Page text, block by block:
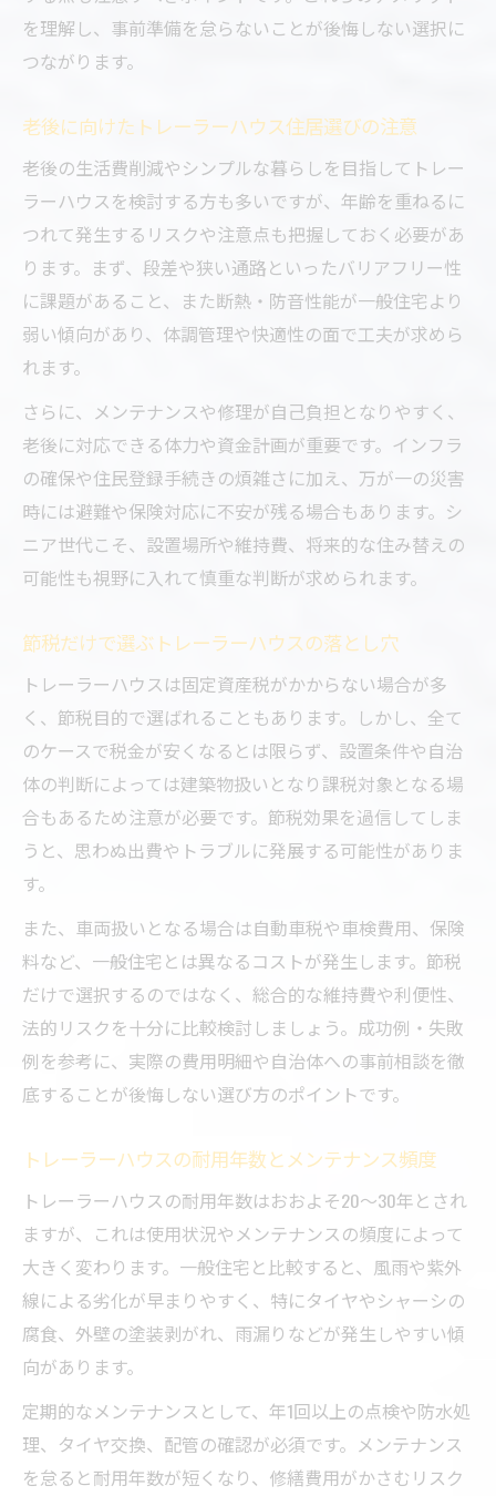
を理解し、事前準備を怠らないことが後悔しない選択に
つながります。
老後に向けたトレーラーハウス住居選びの注意
老後の生活費削減やシンプルな暮らしを目指してトレー
ラーハウスを検討する方も多いですが、年齢を重ねるに
つれて発生するリスクや注意点も把握しておく必要があ
ります。まず、段差や狭い通路といったバリアフリー性
に課題があること、また断熱・防音性能が一般住宅より
弱い傾向があり、体調管理や快適性の面で工夫が求めら
れます。
さらに、メンテナンスや修理が自己負担となりやすく、
老後に対応できる体力や資金計画が重要です。インフラ
の確保や住民登録手続きの煩雑さに加え、万が一の災害
時には避難や保険対応に不安が残る場合もあります。シ
ニア世代こそ、設置場所や維持費、将来的な住み替えの
可能性も視野に入れて慎重な判断が求められます。
節税だけで選ぶトレーラーハウスの落とし穴
トレーラーハウスは固定資産税がかからない場合が多
く、節税目的で選ばれることもあります。しかし、全て
のケースで税金が安くなるとは限らず、設置条件や自治
体の判断によっては建築物扱いとなり課税対象となる場
合もあるため注意が必要です。節税効果を過信してしま
うと、思わぬ出費やトラブルに発展する可能性がありま
す。
また、車両扱いとなる場合は自動車税や車検費用、保険
料など、一般住宅とは異なるコストが発生します。節税
だけで選択するのではなく、総合的な維持費や利便性、
法的リスクを十分に比較検討しましょう。成功例・失敗
例を参考に、実際の費用明細や自治体への事前相談を徹
底することが後悔しない選び方のポイントです。
トレーラーハウスの耐用年数とメンテナンス頻度
トレーラーハウスの耐用年数はおおよそ20～30年とされ
ますが、これは使用状況やメンテナンスの頻度によって
大きく変わります。一般住宅と比較すると、風雨や紫外
線による劣化が早まりやすく、特にタイヤやシャーシの
腐食、外壁の塗装剥がれ、雨漏りなどが発生しやすい傾
向があります。
定期的なメンテナンスとして、年1回以上の点検や防水処
理、タイヤ交換、配管の確認が必須です。メンテナンス
を怠ると耐用年数が短くなり、修繕費用がかさむリスク